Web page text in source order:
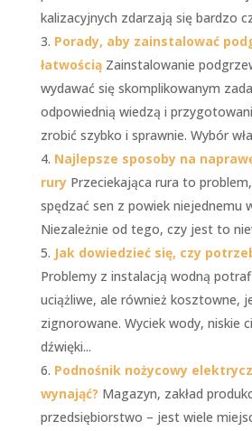
kalizacyjnych zdarzają się bardzo
Porady, aby zainstalować
łatwością Zainstalowanie
wydawać się skomplikowanym
odpowiednią wiedzą i
zrobić szybko i sprawnie. Wybór
Najlepsze sposoby na
rury Przeciekająca rura to
spędzać sen z powiek niejednemu
Niezależnie od tego, czy jest to
Jak dowiedzieć się, czy
Problemy z instalacją wodną
uciążliwe, ale również kosztowne,
zignorowane. Wyciek wody, niskie
dźwięki...
Podnośnik nożycowy
wynająć? Magazyn, zakład
przedsiębiorstwo – jest wiele